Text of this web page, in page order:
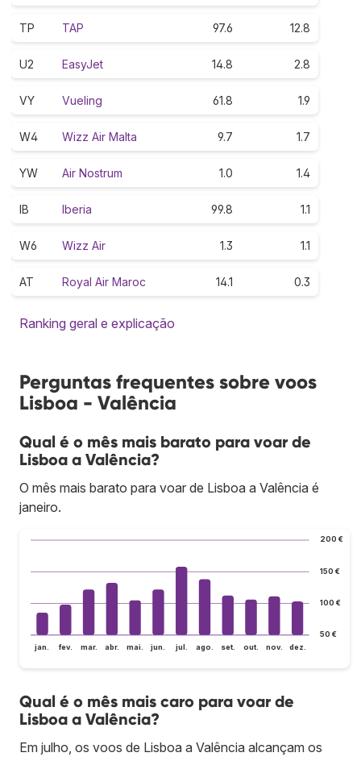
TP TAP 97.6 12.8
U2 EasyJet 14.8 2.8
VY Vueling 61.8 1.9
W4 Wizz Air Malta 9.7 1.7
YW Air Nostrum 1.0 1.4
IB Iberia 99.8 1.1
W6 Wizz Air 1.3 1.1
AT Royal Air Maroc 14.1 0.3
Ranking geral e explicação
Perguntas frequentes sobre voos
Lisboa - Valência
Qual é o mês mais barato para voar de
Lisboa a Valência?
O mês mais barato para voar de Lisboa a Valência é
janeiro.
50 €
100 €
150 €
200 €
jan. fev. mar. abr. mai. jun. jul. ago. set. out. nov. dez.
Qual é o mês mais caro para voar de
Lisboa a Valência?
Em julho, os voos de Lisboa a Valência alcançam os